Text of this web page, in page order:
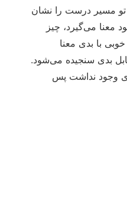
تو مسیر درست را نشان
معنا می‌گیرد، چیز
با بدی معنا
بدی سنجیده می‌شود.
وجود نداشت پس